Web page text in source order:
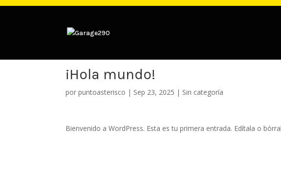
¡Hola mundo!
porpuntoasterisco | Sep 23, 2025 | Sin categoría
Bienvenido a WordPress. Esta es tu primera entrada. Edítala o